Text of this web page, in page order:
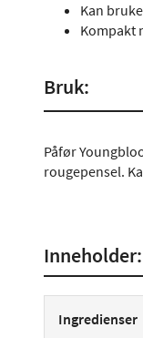
Kan
Kompakt
Bruk:
Påfør
rougepensel.
Inneholder:
Ingredienser